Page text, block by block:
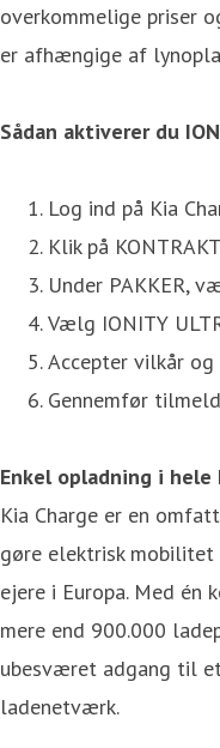
overkommelige priser
er afhængige af
Sådan aktiverer du
Log ind på Kia
Klik på KONTRAKT
Under PAKKER,
Vælg IONITY
Accepter vilkår
Gennemfør
Enkel opladning i hele
Kia Charge er en
gøre elektrisk mobilitet
ejere i Europa. Med
mere end 900.000
ubesværet adgang til
ladenetværk.